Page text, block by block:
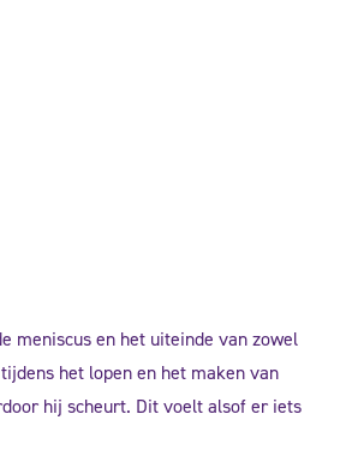
meniscus en het uiteinde van zowel
het lopen en het maken van
hij scheurt. Dit voelt alsof er iets